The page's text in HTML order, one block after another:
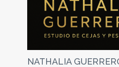
NATHALIA